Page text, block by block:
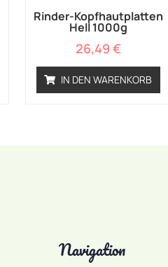
Rinder-Kopfhautplatten
Hell 1000g
26,49 €
IN DEN WARENKORB
Navigation